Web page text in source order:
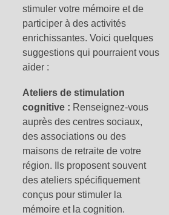
stimuler votre mémoire et de
participer à des activités
enrichissantes. Voici quelques
suggestions qui pourraient vous
aider :
Ateliers de stimulation
cognitive : Renseignez-vous
auprès des centres sociaux,
des associations ou des
maisons de retraite de votre
région. Ils proposent souvent
des ateliers spécifiquement
conçus pour stimuler la
mémoire et la cognition.